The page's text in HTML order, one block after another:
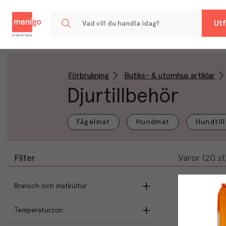
Förbrukning Butiks- & utomhus artiklar
Djurtillbehör
Fågelmat Hundmat
Varor (20
Filter
Bransch och matkultur
Temperaturzon